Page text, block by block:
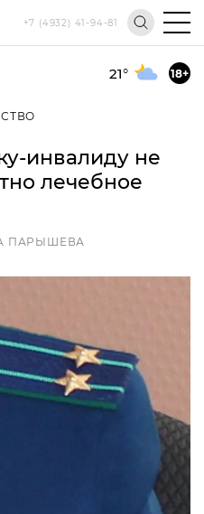
+7 (4932) 41-94-81
21° 18+
инвалиду не
лечебное
ПАРЫШЕВА